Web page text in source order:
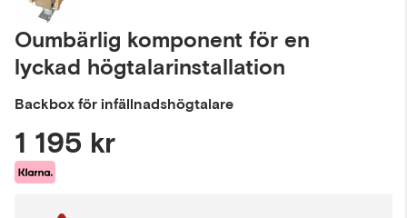
Oumbärlig komponent för en
lyckad högtalarinstallation
Backbox för infällnadshögtalare
1 195 kr